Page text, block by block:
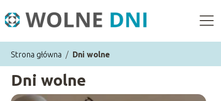
Strona główna / Dni wolne
Dni wolne